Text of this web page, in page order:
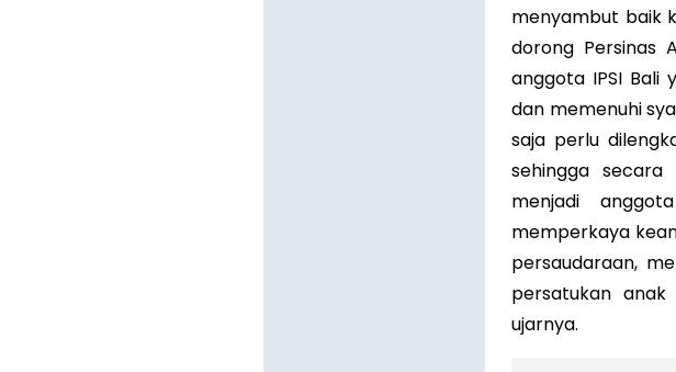
menyambut baik
dorong Persinas
anggota IPSI
dan memenuhi
saja perlu
sehingga
menjadi
memperkaya
persaudaraan,
persatukan anak
ujarnya.